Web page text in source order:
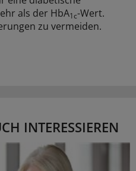
als der HbA1c-Wert.
zu vermeiden.
INTERESSIEREN